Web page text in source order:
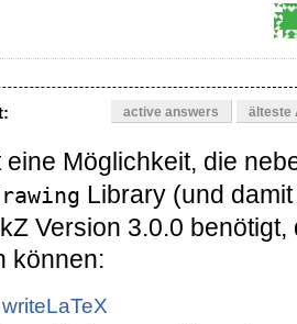
active answers älteste
eine Möglichkeit, die
Library (und
Version 3.0.0
können: